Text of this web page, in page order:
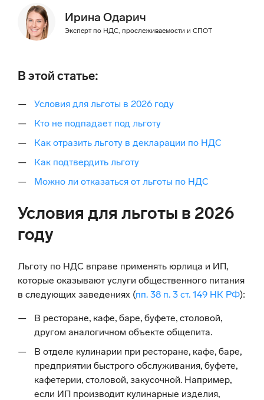
Ирина Одарич
Эксперт по НДС, прослеживаемости и СПОТ
В этой статье:
Условия для льготы в 2026 году
Кто не подпадает под льготу
Как отразить льготу в декларации по НДС
Как подтвердить льготу
Можно ли отказаться от льготы по НДС
Условия для льготы в 2026
году
Льготу по НДС вправе применять юрлица и ИП,
которые оказывают услуги общественного питания
в следующих заведениях (пп. 38 п. 3 ст. 149 НК РФ):
В ресторане, кафе, баре, буфете, столовой,
другом аналогичном объекте общепита.
В отделе кулинарии при ресторане, кафе, баре,
предприятии быстрого обслуживания, буфете,
кафетерии, столовой, закусочной. Например,
если ИП производит кулинарные изделия,